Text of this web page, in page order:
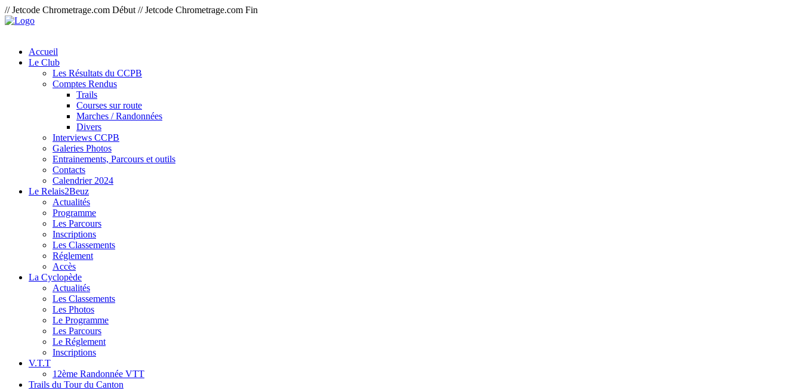
// Jetcode Chrometrage.com Début // Jetcode Chrometrage.com Fin
Accueil
Le Club
Les Résultats du CCPB
Comptes Rendus
Trails
Courses sur route
Marches / Randonnées
Divers
Interviews CCPB
Galeries Photos
Entrainements, Parcours et outils
Contacts
Calendrier 2024
Le Relais2Beuz
Actualités
Programme
Les Parcours
Inscriptions
Les Classements
Réglement
Accès
La Cyclopède
Actualités
Les Classements
Les Photos
Le Programme
Les Parcours
Le Réglement
Inscriptions
V.T.T
12ème Randonnée VTT
Trails du Tour du Canton